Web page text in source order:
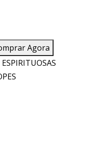
Agora
ESPIRITUOSAS